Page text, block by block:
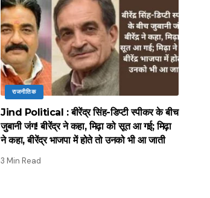
राजनीतिक
Jind Political : बीरेंद्र सिंह-डिप्टी स्पीकर के बीच
जुबानी जंग! बीरेंद्र ने कहा, मिढ़ा को सूत आ गई; मिढ़ा
ने कहा, बीरेंद्र भाजपा में होते तो उनको भी आ जाती
3 Min Read